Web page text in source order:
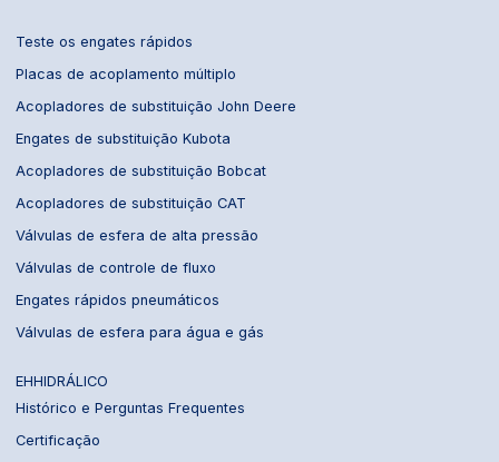
Teste os engates rápidos
Placas de acoplamento múltiplo
Acopladores de substituição John Deere
Engates de substituição Kubota
Acopladores de substituição Bobcat
Acopladores de substituição CAT
Válvulas de esfera de alta pressão
Válvulas de controle de fluxo
Engates rápidos pneumáticos
Válvulas de esfera para água e gás
EHHIDRÁLICO
Histórico e Perguntas Frequentes
Certificação